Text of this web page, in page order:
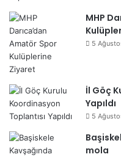
MHP
5
İl Göç
Yapıldı
5
mola